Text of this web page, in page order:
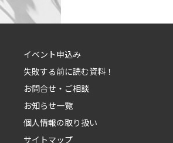
イベント申込み
失敗する前に読む資料！
お問合せ・ご相談
お知らせ一覧
個人情報の取り扱い
サイトマップ